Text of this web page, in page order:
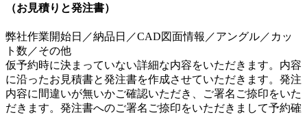
（お見積りと発注書）
弊社作業開始日／納品日／CAD図面情報／アングル／カッ
ト数／その他
仮予約時に決まっていない詳細な内容をいただきます。内容
に沿ったお見積書と発注書を作成させていただきます。発注
内容に間違いが無いかご確認いただき、ご署名ご捺印をいた
だきます。発注書へのご署名ご捺印をいただきまして予約確